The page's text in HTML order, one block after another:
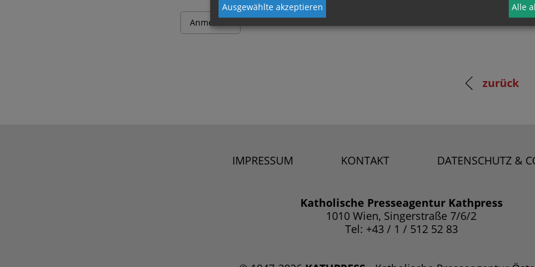
zurück
IMPRESSUM KONTAKT DATENSCHUTZ &
Katholische Presseagentur Kathpress
1010 Wien, Singerstraße 7/6/2
Tel: +43 / 1 / 512 52 83
Ausgewählte akzeptieren Alle